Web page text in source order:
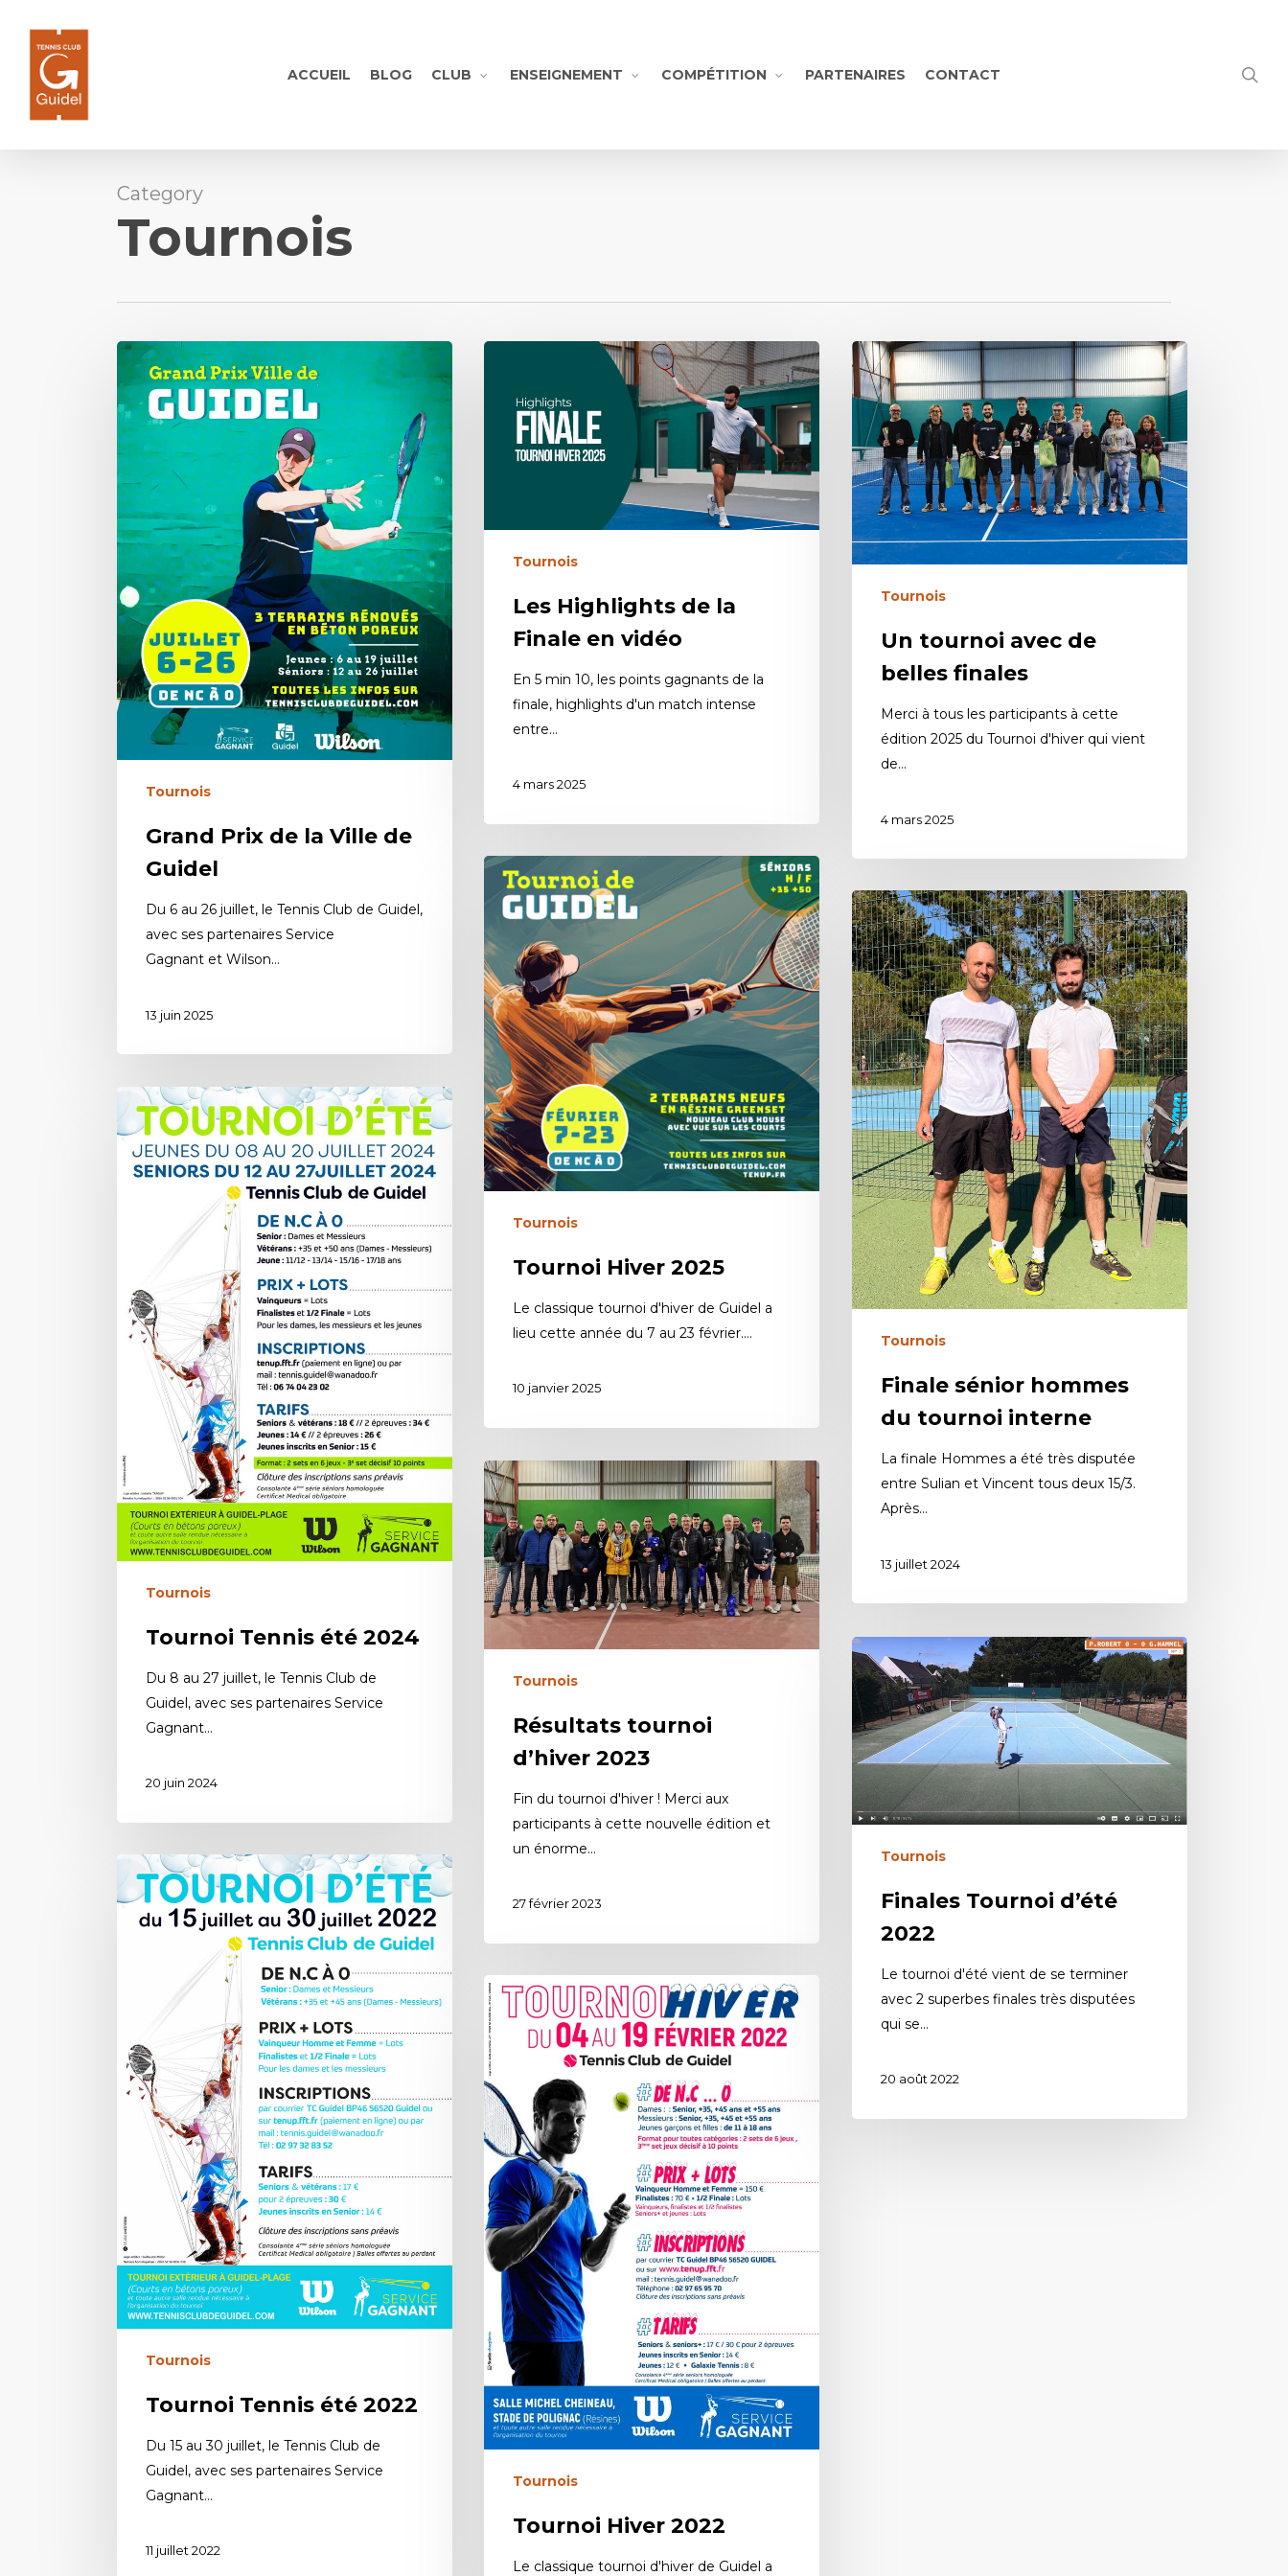
content
ACCUEIL BLOG CLUB ENSEIGNEMENT COMPÉTITION PARTENAIRES CONTACT
Category
Tournois
Tournois
Grand Prix de la Ville de
Guidel
Du 6 au 26 juillet, le Tennis Club de Guidel,
avec ses partenaires Service
Gagnant et Wilson…
13 juin 2025
Tournois
Les Highlights de la
Finale en vidéo
En 5 min 10, les points gagnants de la
finale, highlights d'un match intense
entre…
4 mars 2025
Tournois
Un tournoi avec de
belles finales
Merci à tous les participants à cette
édition 2025 du Tournoi d'hiver qui vient
de…
4 mars 2025
Tournois
Tournoi Hiver 2025
Le classique tournoi d'hiver de Guidel a
lieu cette année du 7 au 23 février.…
10 janvier 2025
Tournois
Finale sénior hommes
du tournoi interne
La finale Hommes a été très disputée
entre Sulian et Vincent tous deux 15/3.
Après…
13 juillet 2024
Tournois
Tournoi Tennis été 2024
Du 8 au 27 juillet, le Tennis Club de
Guidel, avec ses partenaires Service
Gagnant…
20 juin 2024
Tournois
Résultats tournoi
d’hiver 2023
Fin du tournoi d'hiver ! Merci aux
participants à cette nouvelle édition et
un énorme…
27 février 2023
Tournois
Finales Tournoi d’été
2022
Le tournoi d'été vient de se terminer
avec 2 superbes finales très disputées
qui se…
20 août 2022
Tournois
Tournoi Tennis été 2022
Du 15 au 30 juillet, le Tennis Club de
Guidel, avec ses partenaires Service
Gagnant…
11 juillet 2022
Tournois
Tournoi Hiver 2022
Le classique tournoi d'hiver de Guidel a